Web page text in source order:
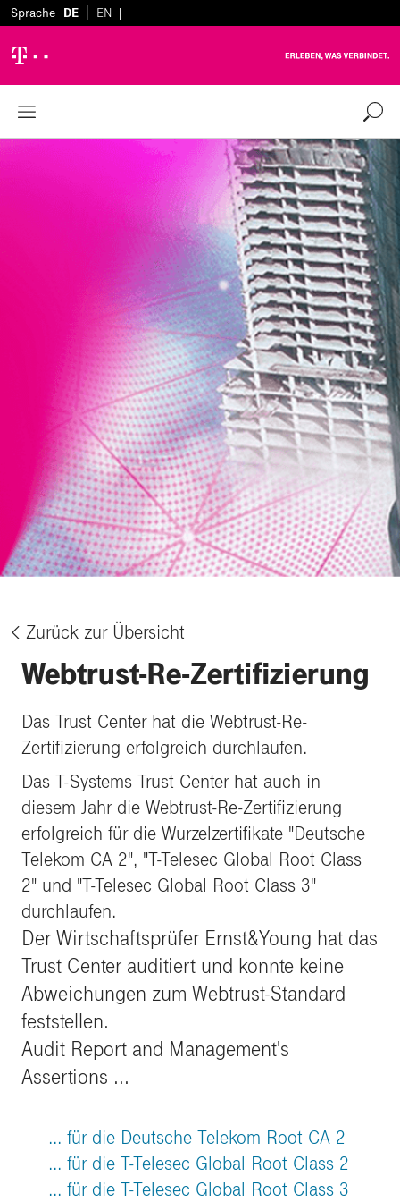
Sprache DE EN |
% Zurück zur Übersicht
Webtrust-Re-Zertifizierung
Das Trust Center hat die Webtrust-Re-
Zertifizierung erfolgreich durchlaufen.
Das T-Systems Trust Center hat auch in
diesem Jahr die Webtrust-Re-Zertifizierung
erfolgreich für die Wurzelzertifikate "Deutsche
Telekom CA 2", "T-Telesec Global Root Class
2" und "T-Telesec Global Root Class 3"
durchlaufen.
Der Wirtschaftsprüfer Ernst&Young hat das
Trust Center auditiert und konnte keine
Abweichungen zum Webtrust-Standard
feststellen.
Audit Report and Management's
Assertions ...
... für die Deutsche Telekom Root CA 2
... für die T-Telesec Global Root Class 2
... für die T-Telesec Global Root Class 3